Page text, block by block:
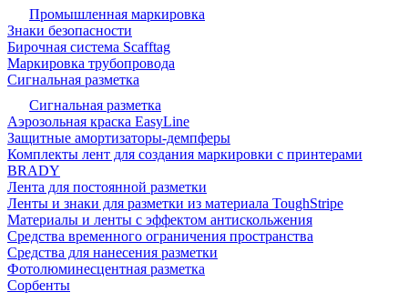
Промышленная маркировка
Знаки безопасности
Бирочная система Scafftag
Маркировка трубопровода
Сигнальная разметка
Сигнальная разметка
Аэрозольная краска EasyLine
Защитные амортизаторы-демпферы
Комплекты лент для создания маркировки с принтерами
BRADY
Лента для постоянной разметки
Ленты и знаки для разметки из материала ToughStripe
Материалы и ленты с эффектом антискольжения
Средства временного ограничения пространства
Средства для нанесения разметки
Фотолюминесцентная разметка
Сорбенты